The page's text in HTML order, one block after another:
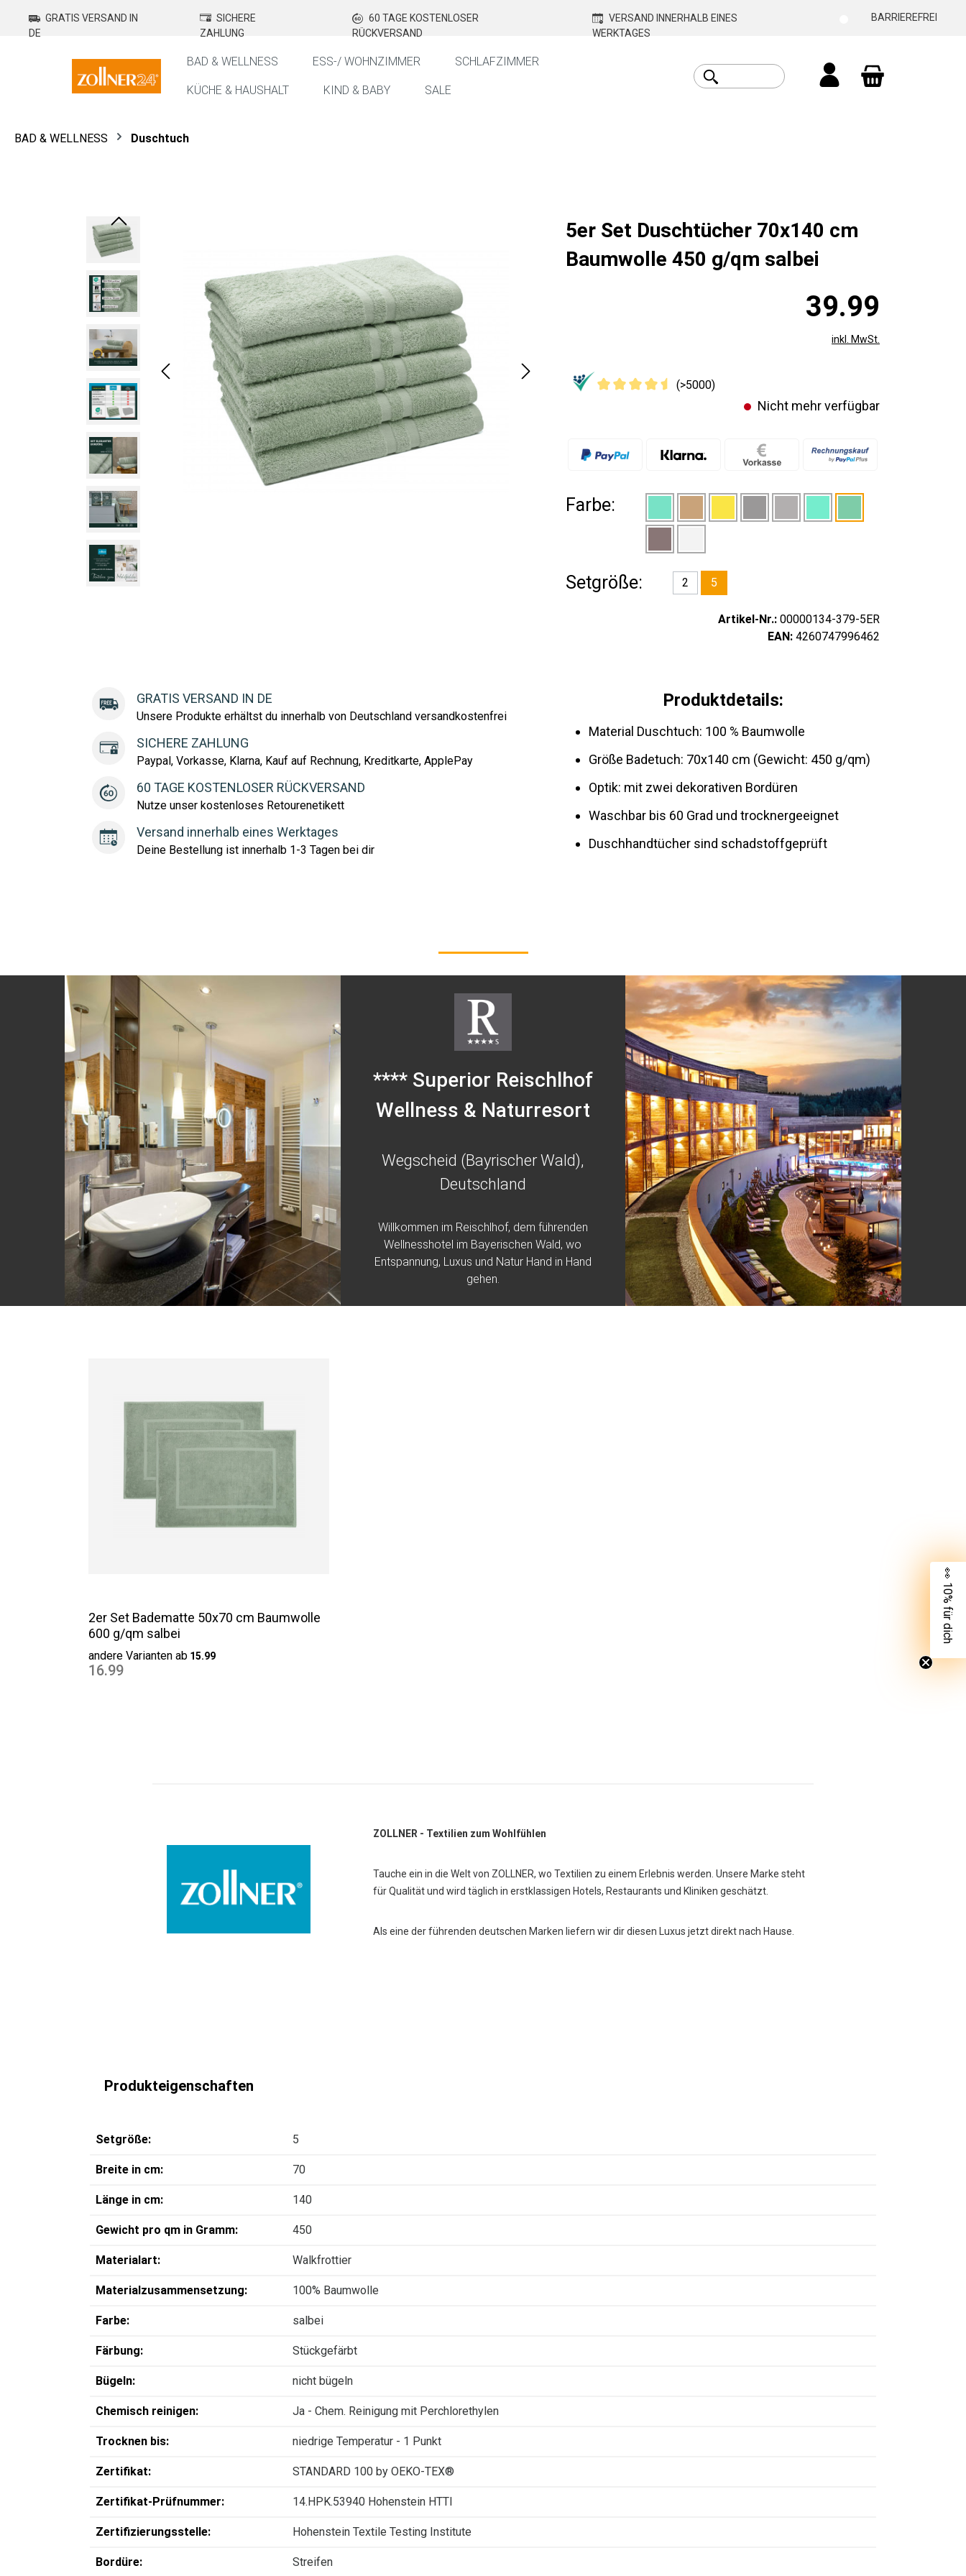
Zur Hauptnavigation springen
GRATIS VERSAND IN
DE
SICHERE
ZAHLUNG
60 TAGE KOSTENLOSER
RÜCKVERSAND
VERSAND INNERHALB EINES
WERKTAGES
BARRIEREFREI
BAD & WELLNESS ESS-/ WOHNZIMMER SCHLAFZIMMER
KÜCHE & HAUSHALT KIND & BABY
SALE
BAD & WELLNESS Duschtuch
Bildergalerie überspringen
5er Set Duschtücher 70x140 cm
Baumwolle 450 g/qm salbei
39.99
inkl. MwSt.
(>5000)
Nicht mehr verfügbar
Farbe:
Setgröße: 2 5
Artikel-Nr.: 00000134-379-5ER
EAN: 4260747996462
GRATIS VERSAND IN DE
Unsere Produkte erhältst du innerhalb von Deutschland versandkostenfrei
SICHERE ZAHLUNG
Paypal, Vorkasse, Klarna, Kauf auf Rechnung, Kreditkarte, ApplePay
60 TAGE KOSTENLOSER RÜCKVERSAND
Nutze unser kostenloses Retourenetikett
Versand innerhalb eines Werktages
Deine Bestellung ist innerhalb 1-3 Tagen bei dir
Produktdetails:
Material Duschtuch: 100 % Baumwolle
Größe Badetuch: 70x140 cm (Gewicht: 450 g/qm)
Optik: mit zwei dekorativen Bordüren
Waschbar bis 60 Grad und trocknergeeignet
Duschhandtücher sind schadstoffgeprüft
**** Superior Reischlhof
Wellness & Naturresort
Wegscheid (Bayrischer Wald),
Deutschland
Willkommen im Reischlhof, dem führenden
Wellnesshotel im Bayerischen Wald, wo
Entspannung, Luxus und Natur Hand in Hand
gehen.
2er Set Badematte 50x70 cm Baumwolle
600 g/qm salbei
andere Varianten ab 15.99
16.99
ZOLLNER - Textilien zum Wohlfühlen
Tauche ein in die Welt von ZOLLNER, wo Textilien zu einem Erlebnis werden. Unsere Marke steht
für Qualität und wird täglich in erstklassigen Hotels, Restaurants und Kliniken geschätzt.
Als eine der führenden deutschen Marken liefern wir dir diesen Luxus jetzt direkt nach Hause.
Produkteigenschaften
Setgröße: 5
Breite in cm: 70
Länge in cm: 140
Gewicht pro qm in Gramm: 450
Materialart: Walkfrottier
Materialzusammensetzung: 100% Baumwolle
Farbe: salbei
Färbung: Stückgefärbt
Bügeln: nicht bügeln
Chemisch reinigen: Ja - Chem. Reinigung mit Perchlorethylen
Trocknen bis: niedrige Temperatur - 1 Punkt
Zertifikat: STANDARD 100 by OEKO-TEX®
Zertifikat-Prüfnummer: 14.HPK.53940 Hohenstein HTTI
Zertifizierungsstelle: Hohenstein Textile Testing Institute
Bordüre: Streifen
👀 10% für dich